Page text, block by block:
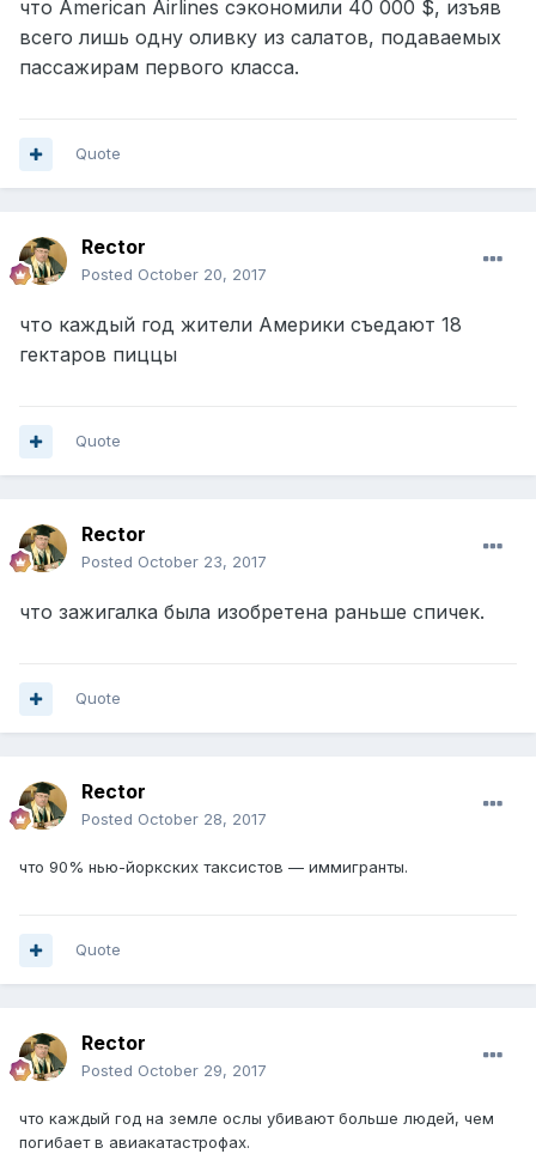
что American Airlines сэкономили 40 000 $, изъяв
всего лишь одну оливку из салатов, подаваемых
пассажирам первого класса.
Quote
Rector
Posted October 20, 2017
что каждый год жители Америки съедают 18
гектаров пиццы
Quote
Rector
Posted October 23, 2017
что зажигалка была изобретена раньше спичек.
Quote
Rector
Posted October 28, 2017
что 90% нью-йоркских таксистов — иммигранты.
Quote
Rector
Posted October 29, 2017
что каждый год на земле ослы убивают больше людей, чем
погибает в авиакатастрофах.